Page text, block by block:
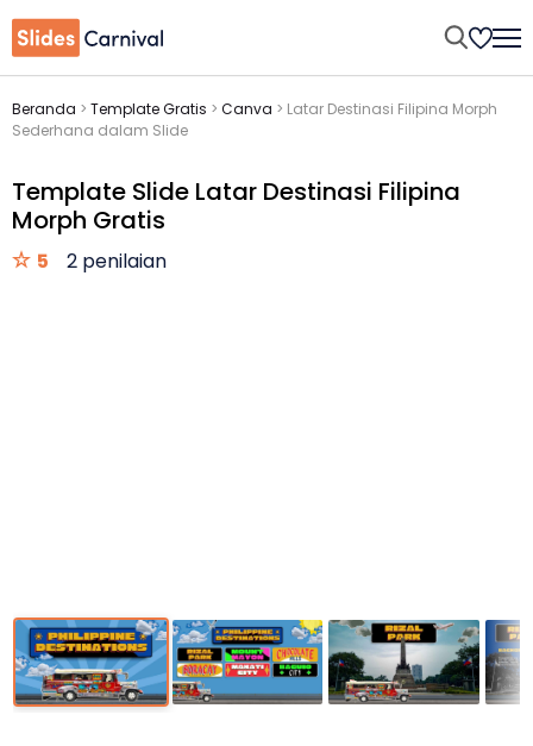
Beranda > Template Gratis > Canva > Latar Destinasi Filipina Morph
Sederhana dalam Slide
Template Slide Latar Destinasi Filipina
Morph Gratis
5 2 penilaian